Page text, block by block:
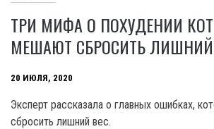
ТРИ МИФА О ПОХУДЕНИИ
МЕШАЮТ СБРОСИТЬ ЛИШНИЙ
20 ИЮЛЯ, 2020
Эксперт рассказала о главных ошибках,
сбросить лишний вес.